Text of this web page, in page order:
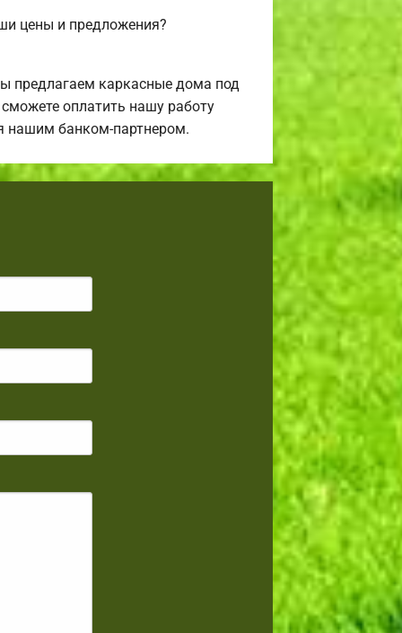
цены и предложения?
предлагаем каркасные дома под
оплатить нашу работу
нашим банком-партнером.